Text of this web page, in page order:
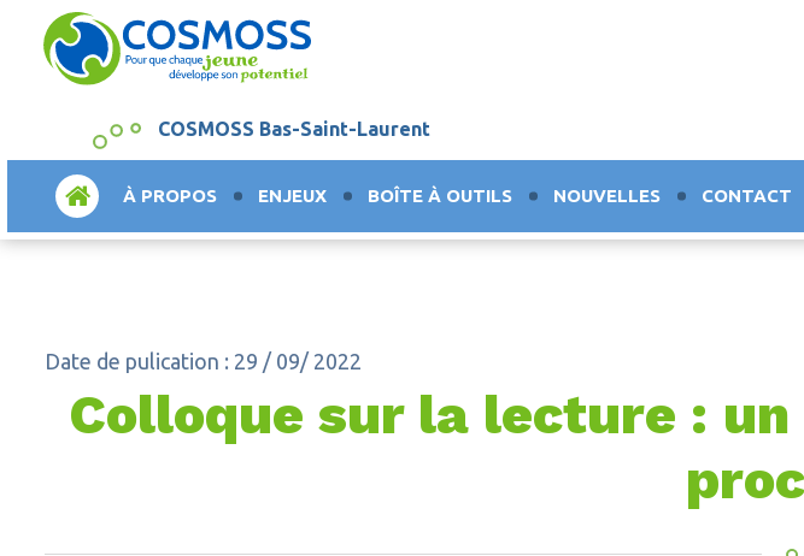
COSMOSS Bas-Saint-Laurent
ACCUEILÀ PROPOS ENJEUX BOÎTE À OUTILS NOUVELLES CONTACT
Date de pulication : 29 / 09/ 2022
Colloque sur la lecture :